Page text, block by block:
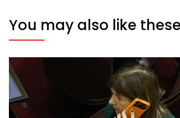
You may also like these